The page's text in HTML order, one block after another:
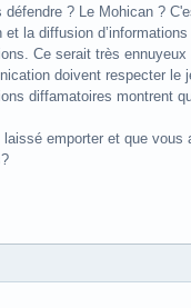
? Le Mohican ?
la diffusion
Ce serait très ennuyeux
doivent respecter le
diffamatoires montrent
emporter et que vous